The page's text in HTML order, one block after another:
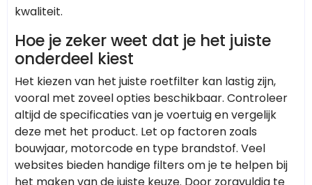
kwaliteit.
Hoe je zeker weet dat je het juiste
onderdeel kiest
Het kiezen van het juiste roetfilter kan lastig zijn,
vooral met zoveel opties beschikbaar. Controleer
altijd de specificaties van je voertuig en vergelijk
deze met het product. Let op factoren zoals
bouwjaar, motorcode en type brandstof. Veel
websites bieden handige filters om je te helpen bij